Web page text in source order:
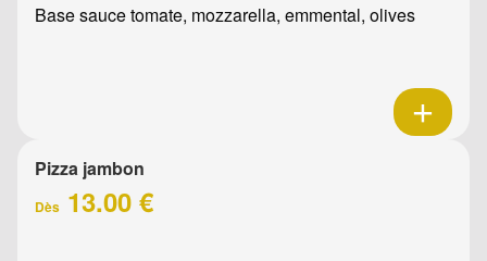
Base sauce tomate, mozzarella, emmental, olives
Pizza jambon
Dès 13.00 €